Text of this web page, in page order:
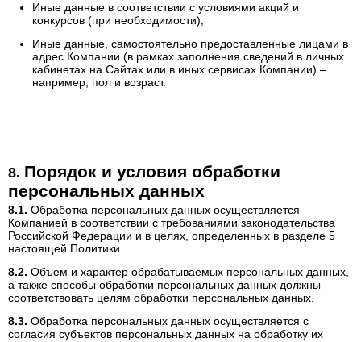
Иные данные в соответствии с условиями акций и
конкурсов (при необходимости);
Иные данные, самостоятельно предоставленные лицами в
адрес Компании (в рамках заполнения сведений в личных
кабинетах на Сайтах или в иных сервисах Компании) –
например, пол и возраст.
Порядок и условия обработки
персональных данных
Обработка персональных данных осуществляется
Компанией в соответствии с требованиями законодательства
Российской Федерации и в целях, определенных в разделе 5
настоящей Политики.
Объем и характер обрабатываемых персональных данных,
а также способы обработки персональных данных должны
соответствовать целям обработки персональных данных.
Обработка персональных данных осуществляется с
согласия субъектов персональных данных на обработку их